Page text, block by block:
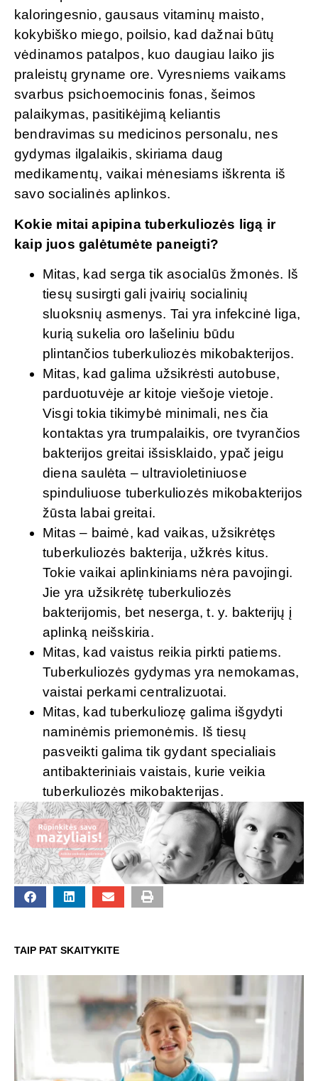
kaloringesnio, gausaus vitaminų maisto,
kokybiško miego, poilsio, kad dažnai būtų
vėdinamos patalpos, kuo daugiau laiko jis
praleistų gryname ore. Vyresniems vaikams
svarbus psichoemocinis fonas, šeimos
palaikymas, pasitikėjimą keliantis
bendravimas su medicinos personalu, nes
gydymas ilgalaikis, skiriama daug
medikamentų, vaikai mėnesiams iškrenta iš
savo socialinės aplinkos.
Kokie mitai apipina tuberkuliozės ligą ir
kaip juos galėtumėte paneigti?
Mitas, kad serga tik asocialūs žmonės. Iš
tiesų susirgti gali įvairių socialinių
sluoksnių asmenys. Tai yra infekcinė liga,
kurią sukelia oro lašeliniu būdu
plintančios tuberkuliozės mikobakterijos.
Mitas, kad galima užsikrėsti autobuse,
parduotuvėje ar kitoje viešoje vietoje.
Visgi tokia tikimybė minimali, nes čia
kontaktas yra trumpalaikis, ore tvyrančios
bakterijos greitai išsisklaido, ypač jeigu
diena saulėta – ultravioletiniuose
spinduliuose tuberkuliozės mikobakterijos
žūsta labai greitai.
Mitas – baimė, kad vaikas, užsikrėtęs
tuberkuliozės bakterija, užkrės kitus.
Tokie vaikai aplinkiniams nėra pavojingi.
Jie yra užsikrėtę tuberkuliozės
bakterijomis, bet neserga, t. y. bakterijų į
aplinką neišskiria.
Mitas, kad vaistus reikia pirkti patiems.
Tuberkuliozės gydymas yra nemokamas,
vaistai perkami centralizuotai.
Mitas, kad tuberkuliozę galima išgydyti
naminėmis priemonėmis. Iš tiesų
pasveikti galima tik gydant specialiais
antibakteriniais vaistais, kurie veikia
tuberkuliozės mikobakterijas.
TAIP PAT SKAITYKITE